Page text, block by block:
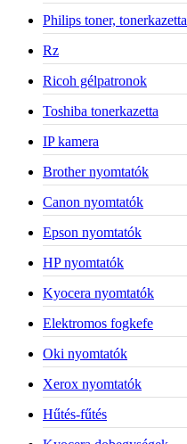
Philips toner, tonerkazetta
Rz
Ricoh gélpatronok
Toshiba tonerkazetta
IP kamera
Brother nyomtatók
Canon nyomtatók
Epson nyomtatók
HP nyomtatók
Kyocera nyomtatók
Elektromos fogkefe
Oki nyomtatók
Xerox nyomtatók
Hűtés-fűtés